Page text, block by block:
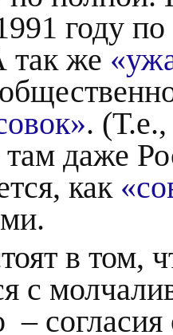
году
же
.
там даже
как
в том,
с
–